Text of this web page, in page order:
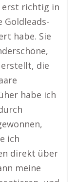
erst richtig in
Goldleads-
habe. Sie
die
habe ich
ich
direkt über
meine